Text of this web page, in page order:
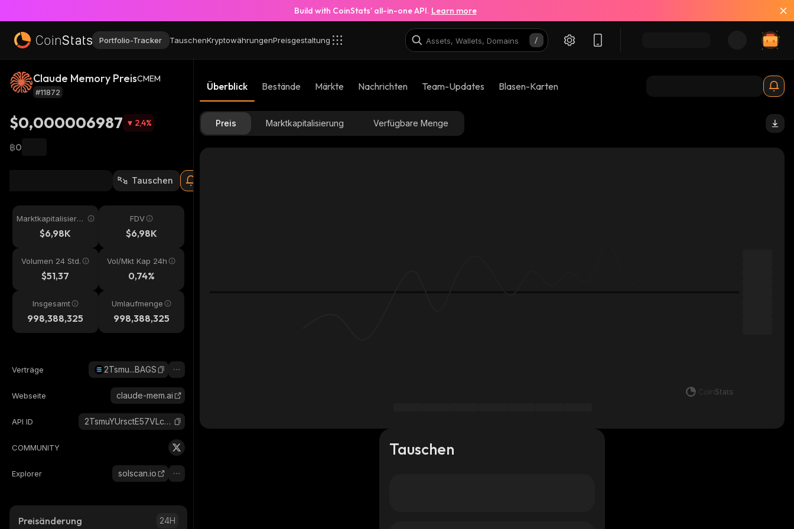
Build with CoinStats’ all-in-one API. Learn more
Portfolio-Tracker TauschenKryptowährungenPreisgestaltung
Claude Memory PreisCMEM
#11872
$0,000006987 2,4%
฿0
Tauschen
Marktkapitalisieru
$6,98K
FDV
$6,98K
Volumen 24 Std.
$51,37
Vol/Mkt Kap 24h
0,74%
Insgesamt
998,388,325
Umlaufmenge
998,388,325
Verträge 2Tsmu...BAGS
Webseite claude-mem.ai
API ID 2TsmuYUrsctE57VLckZBYEEzdokUF8j8e1GavekWBAGS_solana
COMMUNITY
Explorer solscan.io
Preisänderung 24H
Überblick Bestände Märkte Nachrichten Team-Updates Blasen-Karten
Preis Marktkapitalisierung Verfügbare Menge
Tauschen